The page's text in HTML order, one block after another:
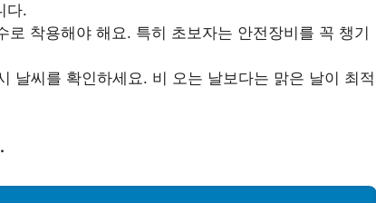
다.
로 착용해야 해요. 특히 초보자는 안전장비를 꼭 챙기
날씨를 확인하세요. 비 오는 날보다는 맑은 날이 최적